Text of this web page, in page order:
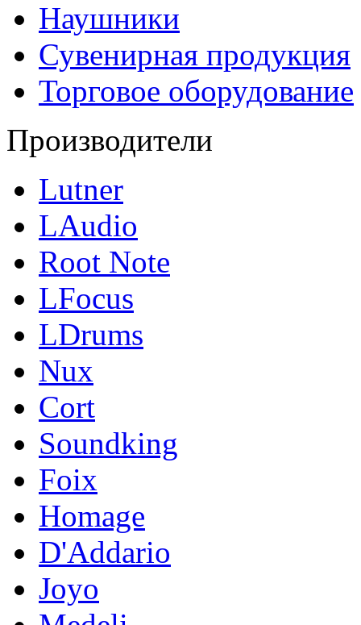
Наушники
Сувенирная продукция
Торговое оборудование
Производители
Lutner
LAudio
Root Note
LFocus
LDrums
Nux
Cort
Soundking
Foix
Homage
D'Addario
Joyo